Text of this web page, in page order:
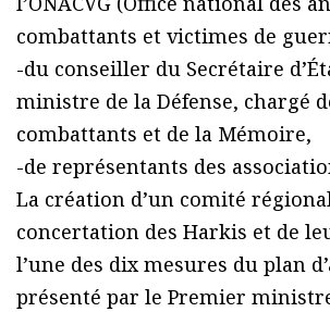
combattants et victimes de
-du conseiller du Secrétaire
ministre de la Défense, chargé
combattants et de la Mémoire,
-de représentants des
La création d’un comité
concertation des Harkis et de
l’une des dix mesures du plan
présenté par le Premier